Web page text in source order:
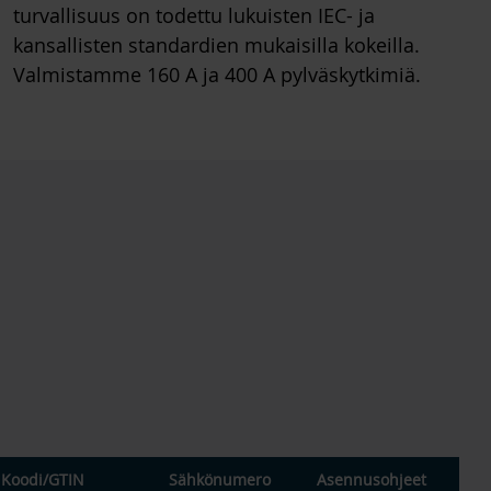
turvallisuus on todettu lukuisten IEC- ja
kansallisten standardien mukaisilla kokeilla.
Valmistamme 160 A ja 400 A pylväskytkimiä.
Koodi/GTIN Sähkönumero Asennusohjeet